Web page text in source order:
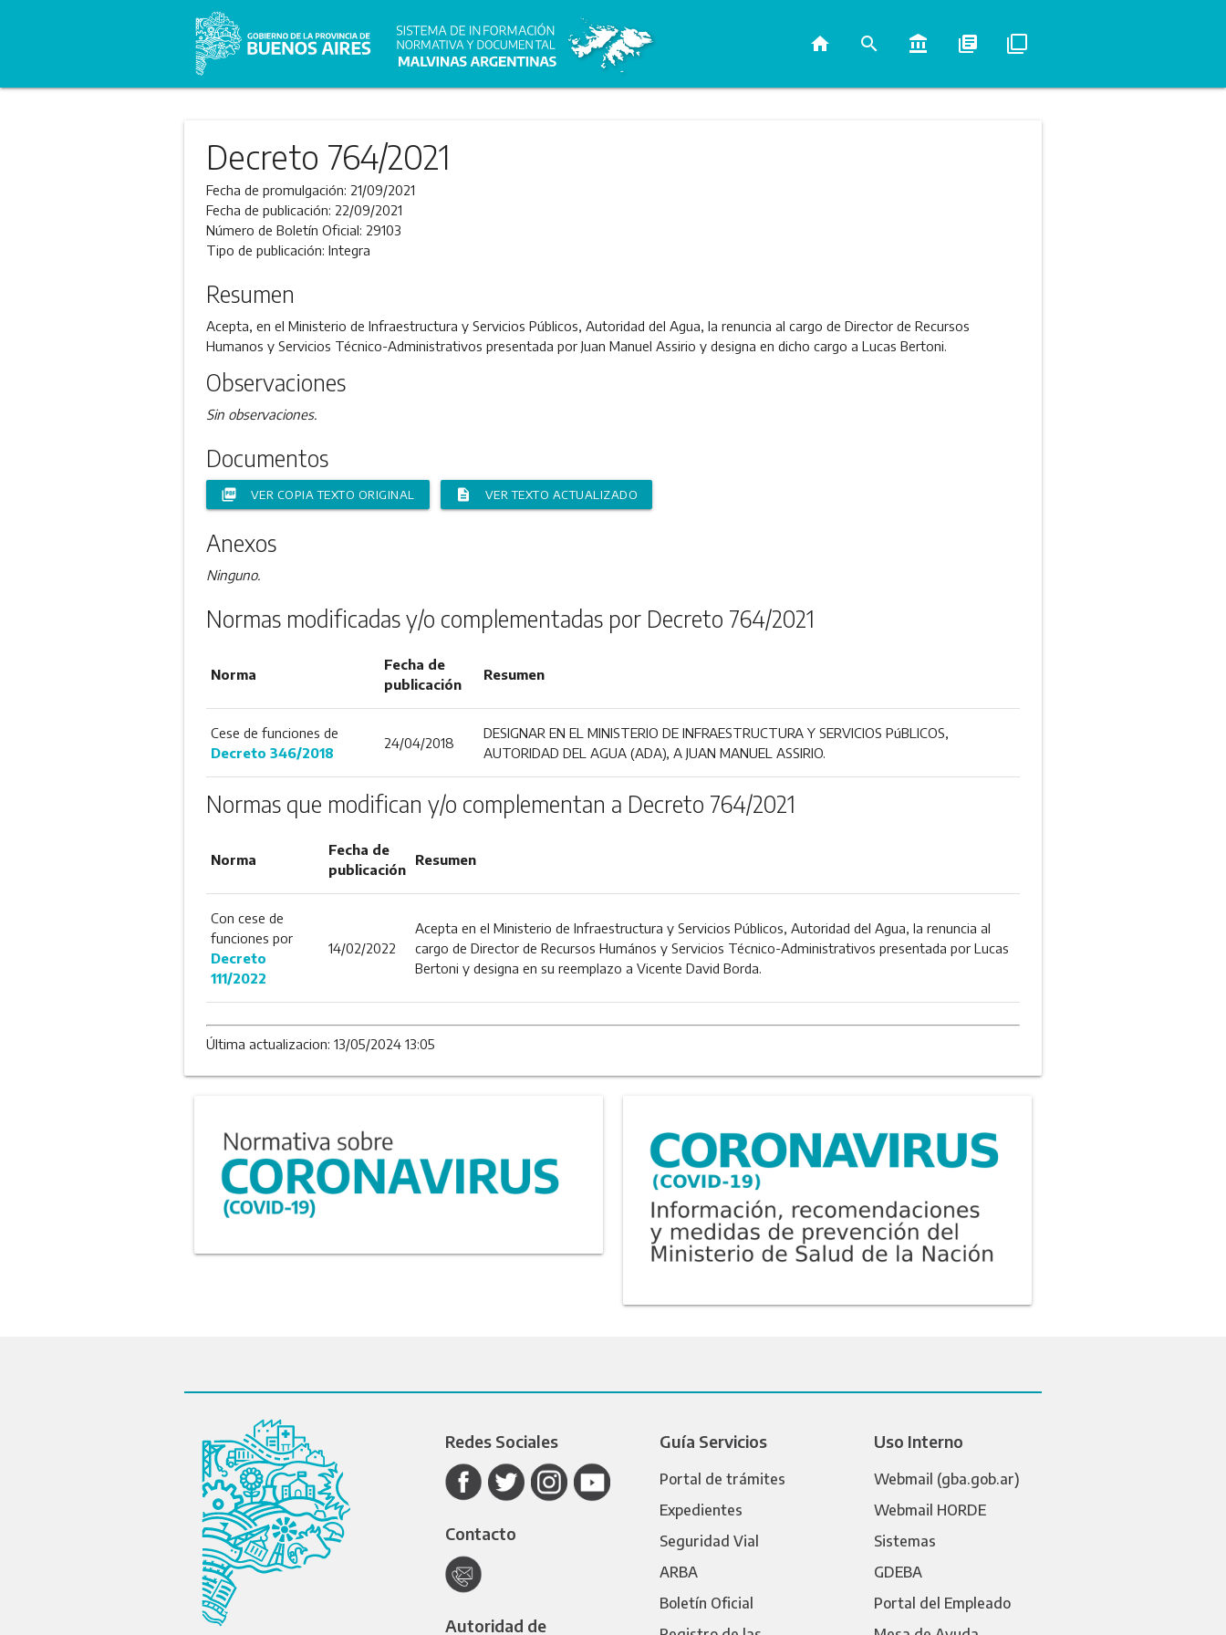
home search account_balance library_books filter_none
Decreto 764/2021
Fecha de promulgación: 21/09/2021
Fecha de publicación: 22/09/2021
Número de Boletín Oficial: 29103
Tipo de publicación: Integra
Resumen
Acepta, en el Ministerio de Infraestructura y Servicios Públicos, Autoridad del Agua, la renuncia al cargo de Director de Recursos
Humanos y Servicios Técnico-Administrativos presentada por Juan Manuel Assirio y designa en dicho cargo a Lucas Bertoni.
Observaciones
Sin observaciones.
Documentos
picture_as_pdf VER COPIA TEXTO ORIGINAL description VER TEXTO ACTUALIZADO
Anexos
Ninguno.
Normas modificadas y/o complementadas por Decreto 764/2021
Norma
Fecha de
publicación
Resumen
Cese de funciones de
Decreto 346/2018
24/04/2018
DESIGNAR EN EL MINISTERIO DE INFRAESTRUCTURA Y SERVICIOS PúBLICOS,
AUTORIDAD DEL AGUA (ADA), A JUAN MANUEL ASSIRIO.
Normas que modifican y/o complementan a Decreto 764/2021
Norma
Fecha de
publicación
Resumen
Con cese de
funciones por
Decreto
111/2022
14/02/2022
Acepta en el Ministerio de Infraestructura y Servicios Públicos, Autoridad del Agua, la renuncia al
cargo de Director de Recursos Humános y Servicios Técnico-Administrativos presentada por Lucas
Bertoni y designa en su reemplazo a Vicente David Borda.
Última actualizacion: 13/05/2024 13:05
Redes Sociales
Contacto
Autoridad de
Guía Servicios
Portal de trámites
Expedientes
Seguridad Vial
ARBA
Boletín Oficial
Uso Interno
Webmail (gba.gob.ar)
Webmail HORDE
Sistemas
GDEBA
Portal del Empleado